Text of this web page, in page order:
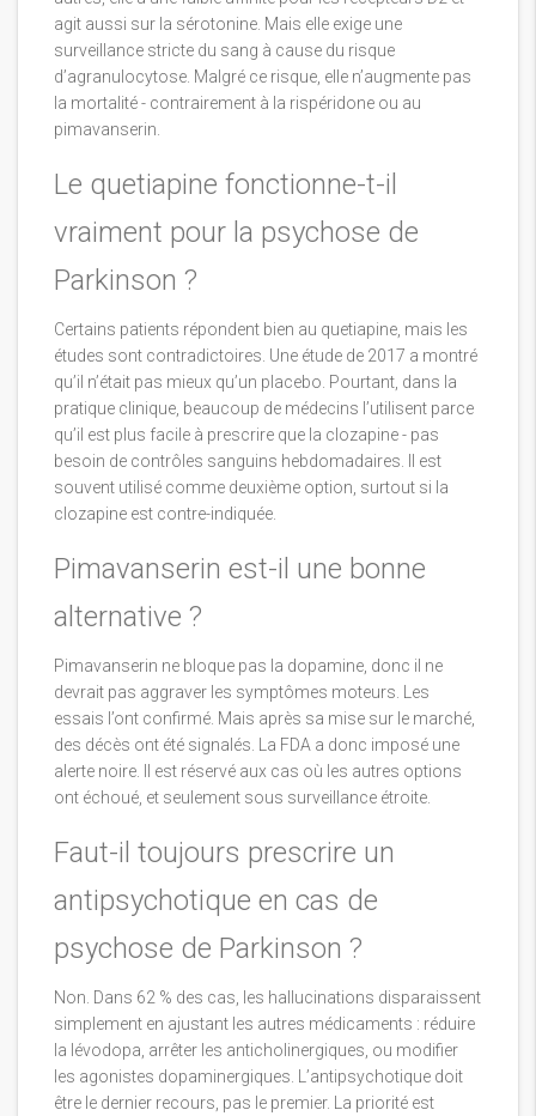
agit aussi sur la sérotonine. Mais elle exige une
surveillance stricte du sang à cause du risque
d’agranulocytose. Malgré ce risque, elle n’augmente pas
la mortalité - contrairement à la rispéridone ou au
pimavanserin.
Le quetiapine fonctionne-t-il
vraiment pour la psychose de
Parkinson ?
Certains patients répondent bien au quetiapine, mais les
études sont contradictoires. Une étude de 2017 a montré
qu’il n’était pas mieux qu’un placebo. Pourtant, dans la
pratique clinique, beaucoup de médecins l’utilisent parce
qu’il est plus facile à prescrire que la clozapine - pas
besoin de contrôles sanguins hebdomadaires. Il est
souvent utilisé comme deuxième option, surtout si la
clozapine est contre-indiquée.
Pimavanserin est-il une bonne
alternative ?
Pimavanserin ne bloque pas la dopamine, donc il ne
devrait pas aggraver les symptômes moteurs. Les
essais l’ont confirmé. Mais après sa mise sur le marché,
des décès ont été signalés. La FDA a donc imposé une
alerte noire. Il est réservé aux cas où les autres options
ont échoué, et seulement sous surveillance étroite.
Faut-il toujours prescrire un
antipsychotique en cas de
psychose de Parkinson ?
Non. Dans 62 % des cas, les hallucinations disparaissent
simplement en ajustant les autres médicaments : réduire
la lévodopa, arrêter les anticholinergiques, ou modifier
les agonistes dopaminergiques. L’antipsychotique doit
être le dernier recours, pas le premier. La priorité est